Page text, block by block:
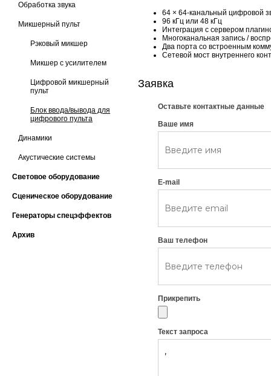
Обработка звука
Микшерный пульт
Рэковый микшер
Микшер с усилителем
Цифровой микшерный
пульт
Блок ввода/вывода для
цифрового пульта
Динамики
Акустические системы
Световое оборудование
Сценическое оборудование
Генераторы спецэффектов
Архив
64 × 64-канальный цифровой
96 кГц или 48 кГц
Интеграция с сервером
Многоканальная запись /
Два порта со встроенным
Сетевой мост внутреннего
Заявка
Оставьте контактные данные
Ваше имя
E-mail
Ваш телефон
Прикрепить
Текст запроса